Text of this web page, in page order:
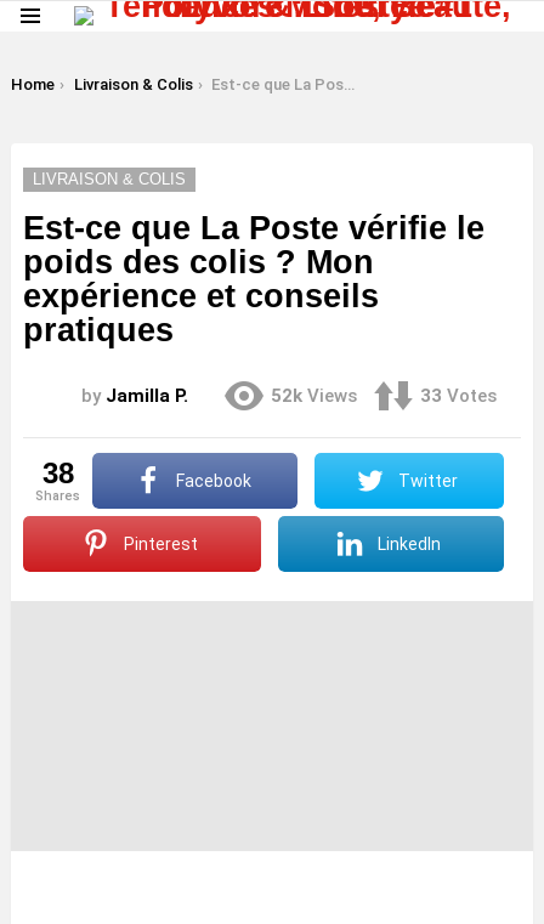
You are here:
Home Livraison & Colis Est-ce que La Poste vérifie le poids des colis ? Mon expérience et conseils pratiques
LIVRAISON & COLIS
Est-ce que La Poste vérifie le
poids des colis ? Mon
expérience et conseils
pratiques
by Jamilla P. 52k Views 33 Votes
38
shares
Facebook Twitter
Pinterest LinkedIn